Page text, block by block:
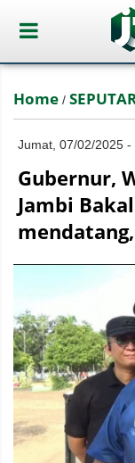
Home /
Jumat, 07/02/2025 -
Gubernur,
Jambi